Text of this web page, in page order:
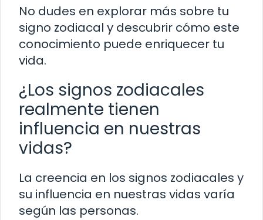
No dudes en explorar más sobre tu
signo zodiacal y descubrir cómo este
conocimiento puede enriquecer tu
vida.
¿Los signos zodiacales
realmente tienen
influencia en nuestras
vidas?
La creencia en los signos zodiacales y
su influencia en nuestras vidas varía
según las personas.